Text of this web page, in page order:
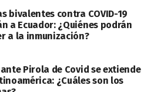
bivalentes contra COVID-19
a Ecuador: ¿Quiénes podrán
a la inmunización?
Pirola de Covid se extiende
¿Cuáles son los